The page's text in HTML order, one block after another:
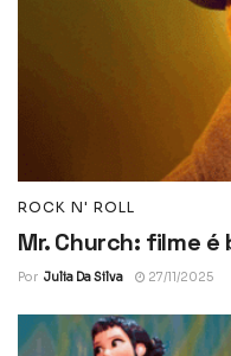
ROCK N' ROLL
Mr. Church: filme
Por Julia Da Silva 27/11/2025